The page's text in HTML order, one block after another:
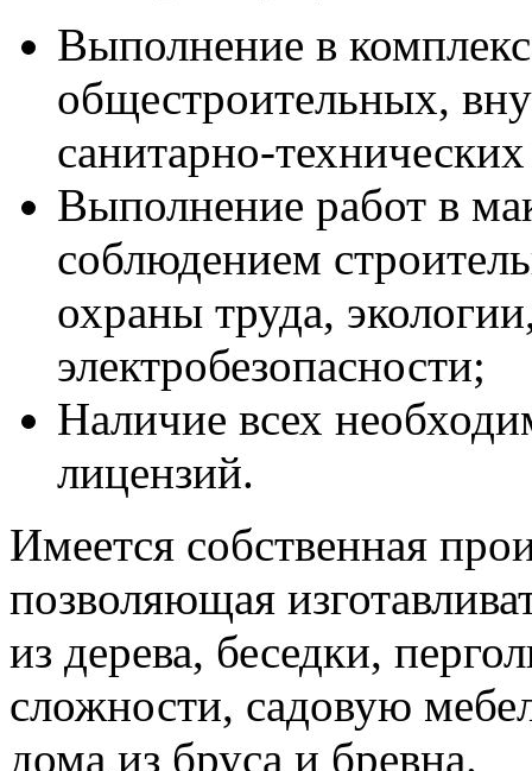
Выполнение в
общестроительных,
санитарно-
Выполнение работ в
соблюдением
охраны труда,
электробезопасности;
Наличие всех
лицензий.
Имеется собственная
позволяющая
из дерева, беседки,
сложности, садовую
дома из бруса и бревна.